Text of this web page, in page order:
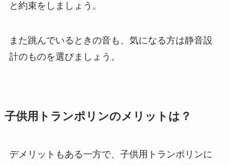
と約束をしましょう。
また跳んでいるときの音も、気になる方は静音設
計のものを選びましょう。
子供用トランポリンのメリットは？
デメリットもある一方で、子供用トランポリンに